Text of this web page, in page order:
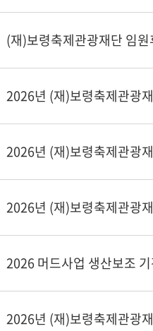
(재)보령축제관광재단 임
2026년 (재)보령축제관광
2026 머드사업 생산보조
2026년 (재)보령축제관광